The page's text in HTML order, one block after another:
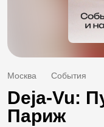
Москва События
Deja-Vu:
Париж